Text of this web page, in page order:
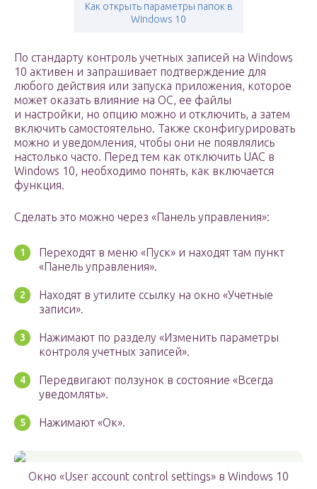
Как открыть параметры папок в
Windows 10
По стандарту контроль учетных записей на Windows
10 активен и запрашивает подтверждение для
любого действия или запуска приложения, которое
может оказать влияние на ОС, ее файлы
и настройки, но опцию можно и отключить, а затем
включить самостоятельно. Также сконфигурировать
можно и уведомления, чтобы они не появлялись
настолько часто. Перед тем как отключить UAC в
Windows 10, необходимо понять, как включается
функция.
Сделать это можно через «Панель управления»:
Переходят в меню «Пуск» и находят там пункт
«Панель управления».
Находят в утилите ссылку на окно «Учетные
записи».
Нажимают по разделу «Изменить параметры
контроля учетных записей».
Передвигают ползунок в состояние «Всегда
уведомлять».
Нажимают «Ок».
Окно «User account control settings» в Windows 10